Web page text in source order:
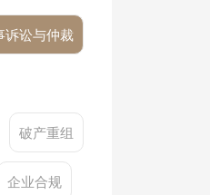
诉讼与仲裁
破产重组
企业合规